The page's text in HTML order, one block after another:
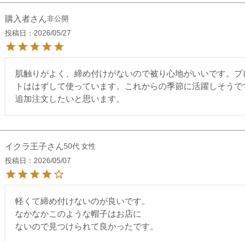
購入者
非公開
投稿日
2026/05/27
肌触りがよく、締め付けがないので被り心地がいいです。プ
トははずして使っています。これからの季節に活躍しそうで
追加注文したいと思います。
イクラ王子 50代 女性
投稿日
2026/05/07
軽くて締め付けないのが良いです。
なかなかこのような帽子はお店に
ないので見つけられて良かったです。